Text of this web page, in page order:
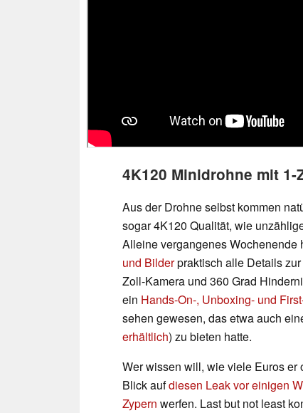
4K120 Minidrohne mit
Aus der Drohne selbst kommen
sogar 4K120 Qualität, wie
Alleine vergangenes Wochenende
und Bilderpraktisch alle Details
Zoll-Kamera und 360 Grad
ein Hands-On-, Unboxing- und
sehen gewesen, das etwa auch
erhältlich) zu bieten hatte.
Wer wissen will, wie viele Euros er
Blick aufdiesen Leak vor einigen
Zypern werfen. Last but not least